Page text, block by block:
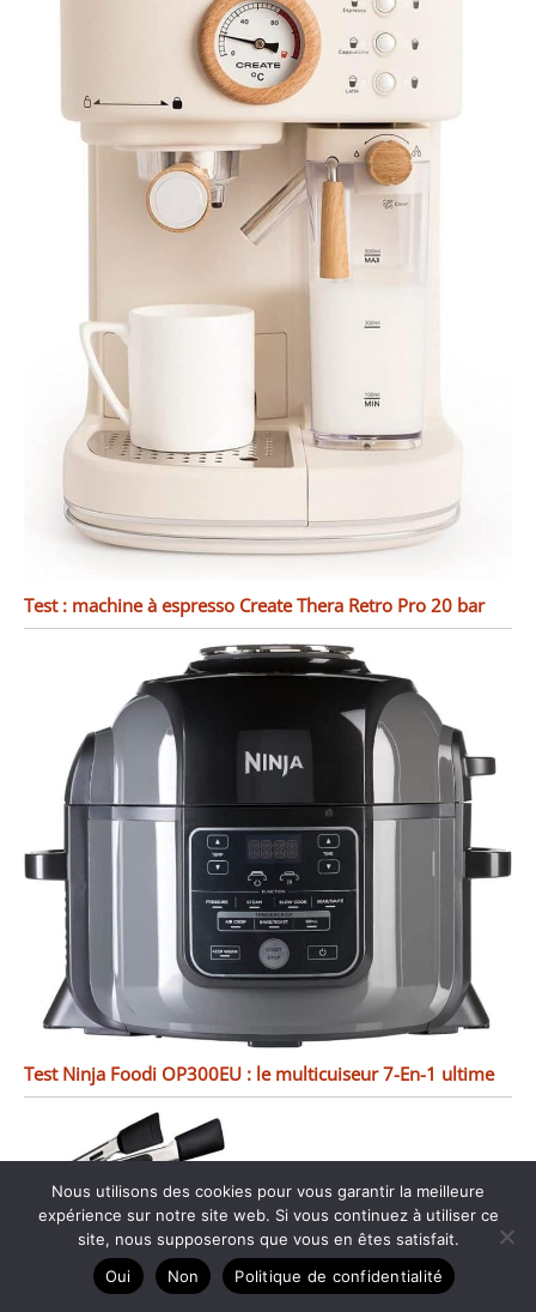
Test : machine à espresso Create Thera Retro Pro 20 bar
Test Ninja Foodi OP300EU : le multicuiseur 7-En-1 ultime
Nous utilisons des cookies pour vous garantir la meilleure
expérience sur notre site web. Si vous continuez à utiliser ce
site, nous supposerons que vous en êtes satisfait.
Oui
Non Politique de confidentialité